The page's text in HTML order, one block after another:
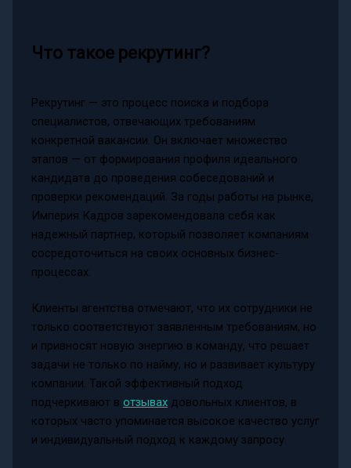
Что такое рекрутинг?
Рекрутинг — это процесс поиска и подбора
специалистов, отвечающих требованиям
конкретной вакансии. Он включает множество
этапов — от формирования профиля идеального
кандидата до проведения собеседований и
проверки рекомендаций. За годы работы на рынке,
Империя Кадров зарекомендовала себя как
надежный партнер, который позволяет компаниям
сосредоточиться на своих основных бизнес-
процессах.
Клиенты агентства отмечают, что их сотрудники не
только соответствуют заявленным требованиям, но
и привносят новую энергию в команду, что решает
задачи не только по найму, но и развивает культуру
компании. Такой эффективный подход
подчеркивают в отзывахдовольных клиентов, в
которых часто упоминается высокое качество услуг
и индивидуальный подход к каждому запросу.